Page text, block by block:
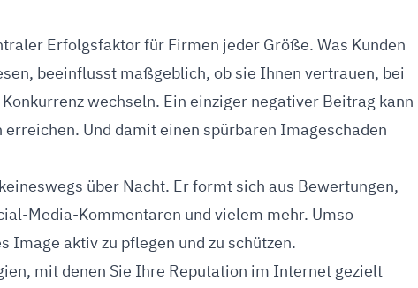
Erfolgsfaktor für Firmen jeder Größe. Was Kunden
beeinflusst maßgeblich, ob sie Ihnen vertrauen, bei
wechseln. Ein einziger negativer Beitrag kann
erreichen. Und damit einen spürbaren Imageschaden
über Nacht. Er formt sich aus Bewertungen,
Media-Kommentaren und vielem mehr. Umso
Image aktiv zu pflegen und zu schützen.
mit denen Sie Ihre Reputation im Internet gezielt